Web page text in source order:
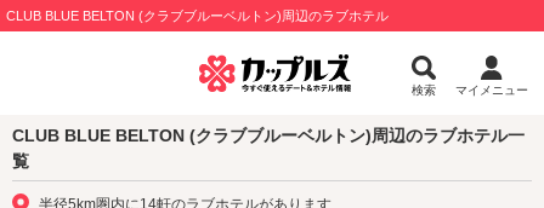
CLUB BLUE BELTON (クラブブルーベルトン)周辺のラブホテル
検索 マイメニュー
CLUB BLUE BELTON (クラブブルーベルトン)周辺のラブホテル一
覧
半径5km圏内に14軒のラブホテルがあります